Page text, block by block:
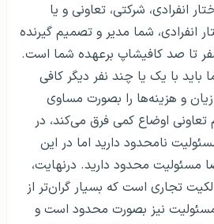
انفرادی، شرکتی، تعاونی و یا
انفرادی، شما مدیر و تصمیم گیرنده
تا صد کافیشاپ برعهده شما است.
باید با یک یا چند نفر دیگر کافی
و هزینه‌ها را بصورت مساوی
اوضاع کمی فرق می‌کند، در
نامحدود دارید اما در این
مسئولیت محدود دارید. درنهایت،
تجاری است که بسیار گران‌تر از
نیز بصورت محدود است و